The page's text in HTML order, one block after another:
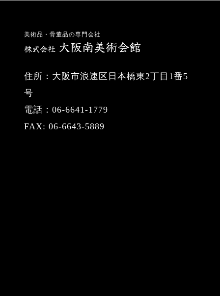
美術品・骨董品の専門会社
住所：大阪市浪速区日本橋東2丁目1番5
号
電話：06-6641-1779
FAX: 06-6643-5889